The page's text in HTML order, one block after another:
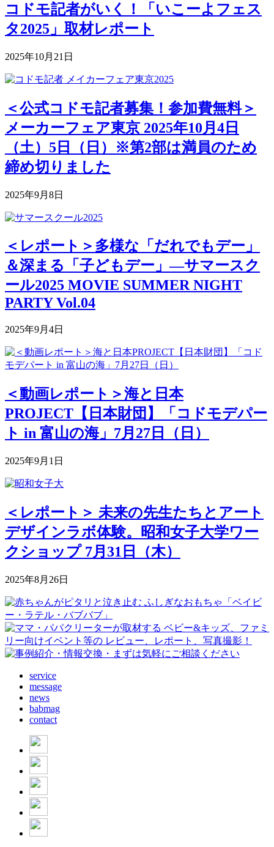
コドモ記者がいく！「いこーよフェス
タ2025」取材レポート
2025年10月21日
＜公式コドモ記者募集！参加費無料＞
メーカーフェア東京 2025年10月4日
（土）5日（日）※第2部は満員のため
締め切りました
2025年9月8日
＜レポート＞多様な「だれでもデー」
＆深まる「子どもデー」―サマースク
ール2025 MOVIE SUMMER NIGHT
PARTY Vol.04
2025年9月4日
＜動画レポート＞海と日本
PROJECT【日本財団】「コドモデパー
ト in 富山の海」7月27日（日）
2025年9月1日
＜レポート＞ 未来の先生たちとアート
デザインラボ体験。昭和女子大学ワー
クショップ 7月31日（木）
2025年8月26日
service
message
news
babmag
contact